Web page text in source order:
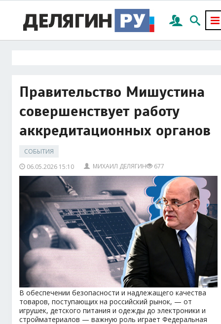
Правительство Мишустина
совершенствует работу
аккредитационных органов
СОБЫТИЯ
06.05.2026 15:10
МИХАИЛ ДЕЛЯГИН 677
В обеспечении безопасности и надлежащего качества
товаров, поступающих на российский рынок, — от
игрушек, детского питания и одежды до электроники и
стройматериалов — важную роль играет Федеральная